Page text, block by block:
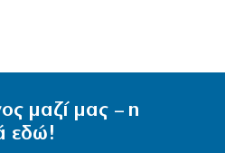
μαζί μας – η
εδώ!